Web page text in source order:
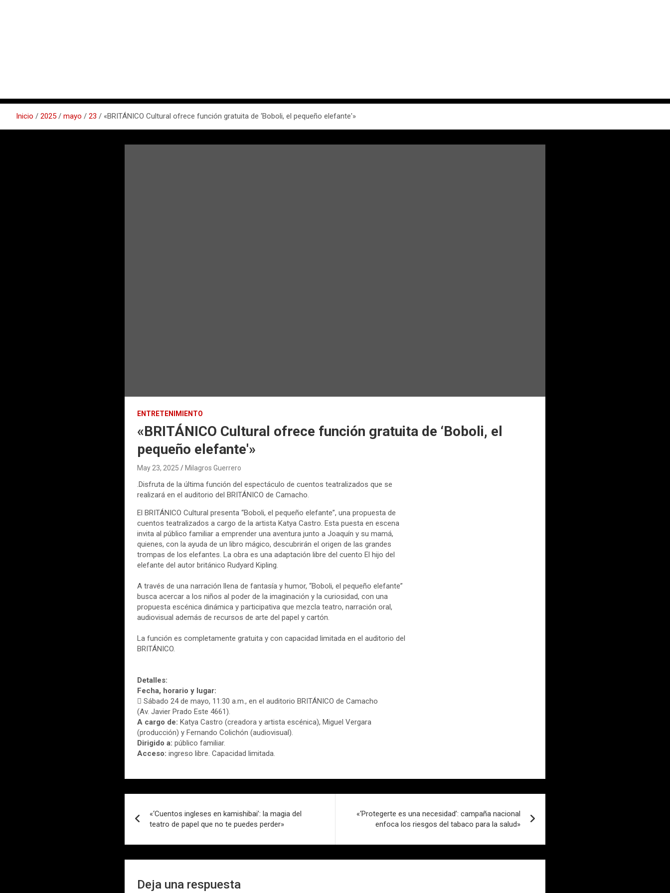
Inicio 2025 mayo 23 «BRITÁNICO Cultural ofrece función gratuita de ‘Boboli, el pequeño elefante'»
ENTRETENIMIENTO
«BRITÁNICO Cultural ofrece función gratuita de ‘Boboli, el
pequeño elefante'»
May 23, 2025 Milagros Guerrero
.Disfruta de la última función del espectáculo de cuentos teatralizados que se
realizará en el auditorio del BRITÁNICO de Camacho.
El BRITÁNICO Cultural presenta “Boboli, el pequeño elefante”, una propuesta de
cuentos teatralizados a cargo de la artista Katya Castro. Esta puesta en escena
invita al público familiar a emprender una aventura junto a Joaquín y su mamá,
quienes, con la ayuda de un libro mágico, descubrirán el origen de las grandes
trompas de los elefantes. La obra es una adaptación libre del cuento El hijo del
elefante del autor británico Rudyard Kipling.
A través de una narración llena de fantasía y humor, “Boboli, el pequeño elefante”
busca acercar a los niños al poder de la imaginación y la curiosidad, con una
propuesta escénica dinámica y participativa que mezcla teatro, narración oral,
audiovisual además de recursos de arte del papel y cartón.
La función es completamente gratuita y con capacidad limitada en el auditorio del
BRITÁNICO.
Detalles:
Fecha, horario y lugar:
 Sábado 24 de mayo, 11:30 a.m., en el auditorio BRITÁNICO de Camacho
(Av. Javier Prado Este 4661).
A cargo de:Katya Castro (creadora y artista escénica), Miguel Vergara
(producción) y Fernando Colichón (audiovisual).
Dirigido a:público familiar.
Acceso:ingreso libre. Capacidad limitada.
de
entradas
«‘Cuentos ingleses en kamishibai’: la magia del
teatro de papel que no te puedes perder»
«‘Protegerte es una necesidad’: campaña nacional
enfoca los riesgos del tabaco para la salud»
Deja una respuesta